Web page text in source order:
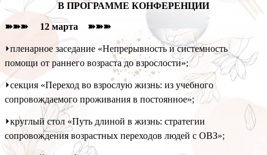
В ПРОГРАММЕ КОНФЕРЕНЦИИ
➽➽➽ 12 марта ➽➽➽
⏵пленарное заседание «Непрерывность и системность
помощи от раннего возраста до взрослости»;
⏵секция «Переход во взрослую жизнь: из учебного
сопровождаемого проживания в постоянное»;
⏵круглый стол «Путь длиной в жизнь: стратегии
сопровождения возрастных переходов людей с ОВЗ»;